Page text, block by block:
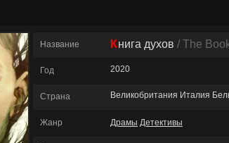
Название Книга духов / The
Год 2020
Страна Великобритания Италия
Жанр Драмы Детективы